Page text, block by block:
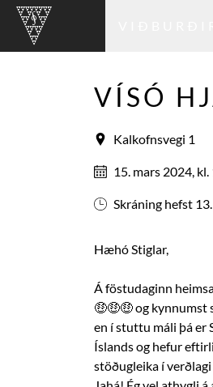
VÍSÓ
Kalkofnsvegi 1
15. mars 2024,
Skráning hefst
Hæhó Stiglar,
Á föstudaginn
🤑🤑🤑 og kynnumst
en í stuttu máli þá er
Íslands og hefur
stöðugleika í